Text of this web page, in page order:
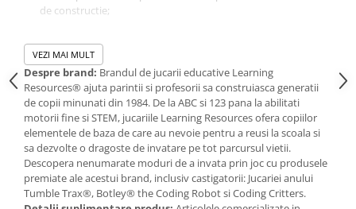
Jucarii senzoriale
Jucarii motrice pentru bebelusi
Saltele de activitati pentru bebe
Jucarii de sortat
Jucarii muzicale bebelusi
Puzzle bebelusi
Jocuri educative
Jocuri STEM
Jocuri Magnetice
de constructie;
Setul include:
150 de piese de aceeasi dimensiune
conectori baze de construit si un ghid cu sugestii de
constructii;
ghid in limba romana;
Varsta minima recomandata: +3 ani;
VEZI MAI MULT
Despre brand: Brandul de jucarii educative Learning
Resources® ajuta parintii si profesorii sa construiasca generatii
de copii minunati din 1984. De la ABC si 123 pana la abilitati
motorii fine si STEM, jucariile Learning Resources ofera copiilor
elementele de baza de care au nevoie pentru a reusi la scoala si
sa dezvolte o dragoste de invatare pe tot parcursul vietii.
Descopera nenumarate moduri de a invata prin joc cu produsele
premiate ale acestui brand, inclusiv castigatorii: Jucariei anului
Tumble Trax®, Botley® the Coding Robot si Coding Critters.